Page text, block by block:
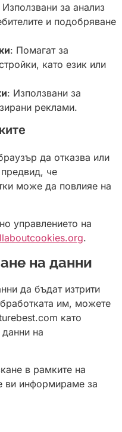
Използвани за анализ
и подобряване
: Помагат за
като език или
: Използвани за
реклами.
да отказва или
че
може да повлияе на
управлението на
.
на данни
да бъдат изтрити
им, можете
като
на
в рамките на
ви информираме за